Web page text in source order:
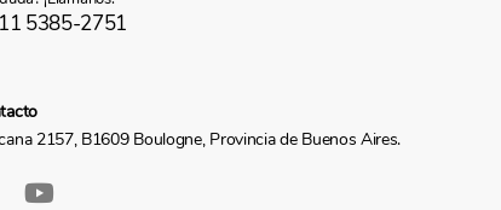
5385-2751
2157, B1609 Boulogne, Provincia de Buenos Aires.